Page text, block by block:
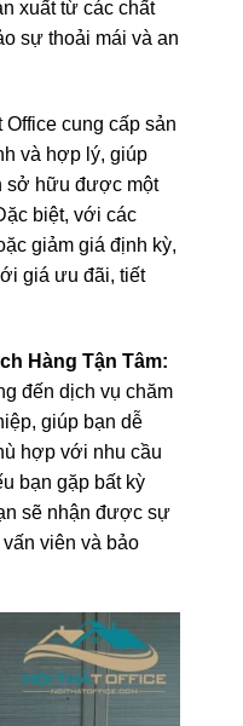
xuất từ các chất
sự thoải mái và an
Office cung cấp sản
và hợp lý, giúp
sở hữu được một
biệt, với các
giảm giá định kỳ,
giá ưu đãi, tiết
Hàng Tận Tâm:
đến dịch vụ chăm
giúp bạn dễ
hợp với nhu cầu
bạn gặp bất kỳ
sẽ nhận được sự
viên và bảo